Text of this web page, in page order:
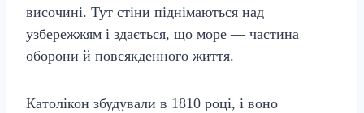
височині. Тут стіни піднімаються над
узбережжям і здається, що море — частина
оборони й повсякденного життя.
Католікон збудували в 1810 році, і воно